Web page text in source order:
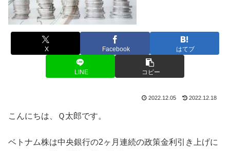
X Facebook はてブ
LINE コピー
2022.12.05 2022.12.18
こんにちは、Ｑ太郎です。
ベトナム株は中央銀行の2ヶ月連続の政策金利引き上げに